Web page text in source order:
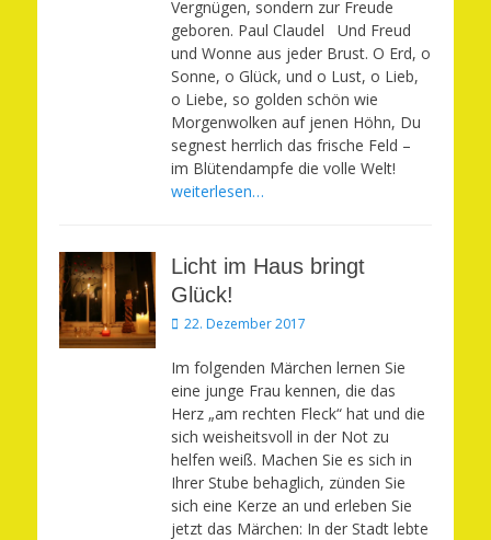
Vergnügen, sondern zur Freude
geboren. Paul Claudel Und Freud
und Wonne aus jeder Brust. O Erd, o
Sonne, o Glück, und o Lust, o Lieb,
o Liebe, so golden schön wie
Morgenwolken auf jenen Höhn, Du
segnest herrlich das frische Feld –
im Blütendampfe die volle Welt!
weiterlesen…
Licht im Haus bringt
Glück!
Veröffentlicht
22. Dezember 2017
Im folgenden Märchen lernen Sie
eine junge Frau kennen, die das
Herz „am rechten Fleck“ hat und die
sich weisheitsvoll in der Not zu
helfen weiß. Machen Sie es sich in
Ihrer Stube behaglich, zünden Sie
sich eine Kerze an und erleben Sie
jetzt das Märchen: In der Stadt lebte